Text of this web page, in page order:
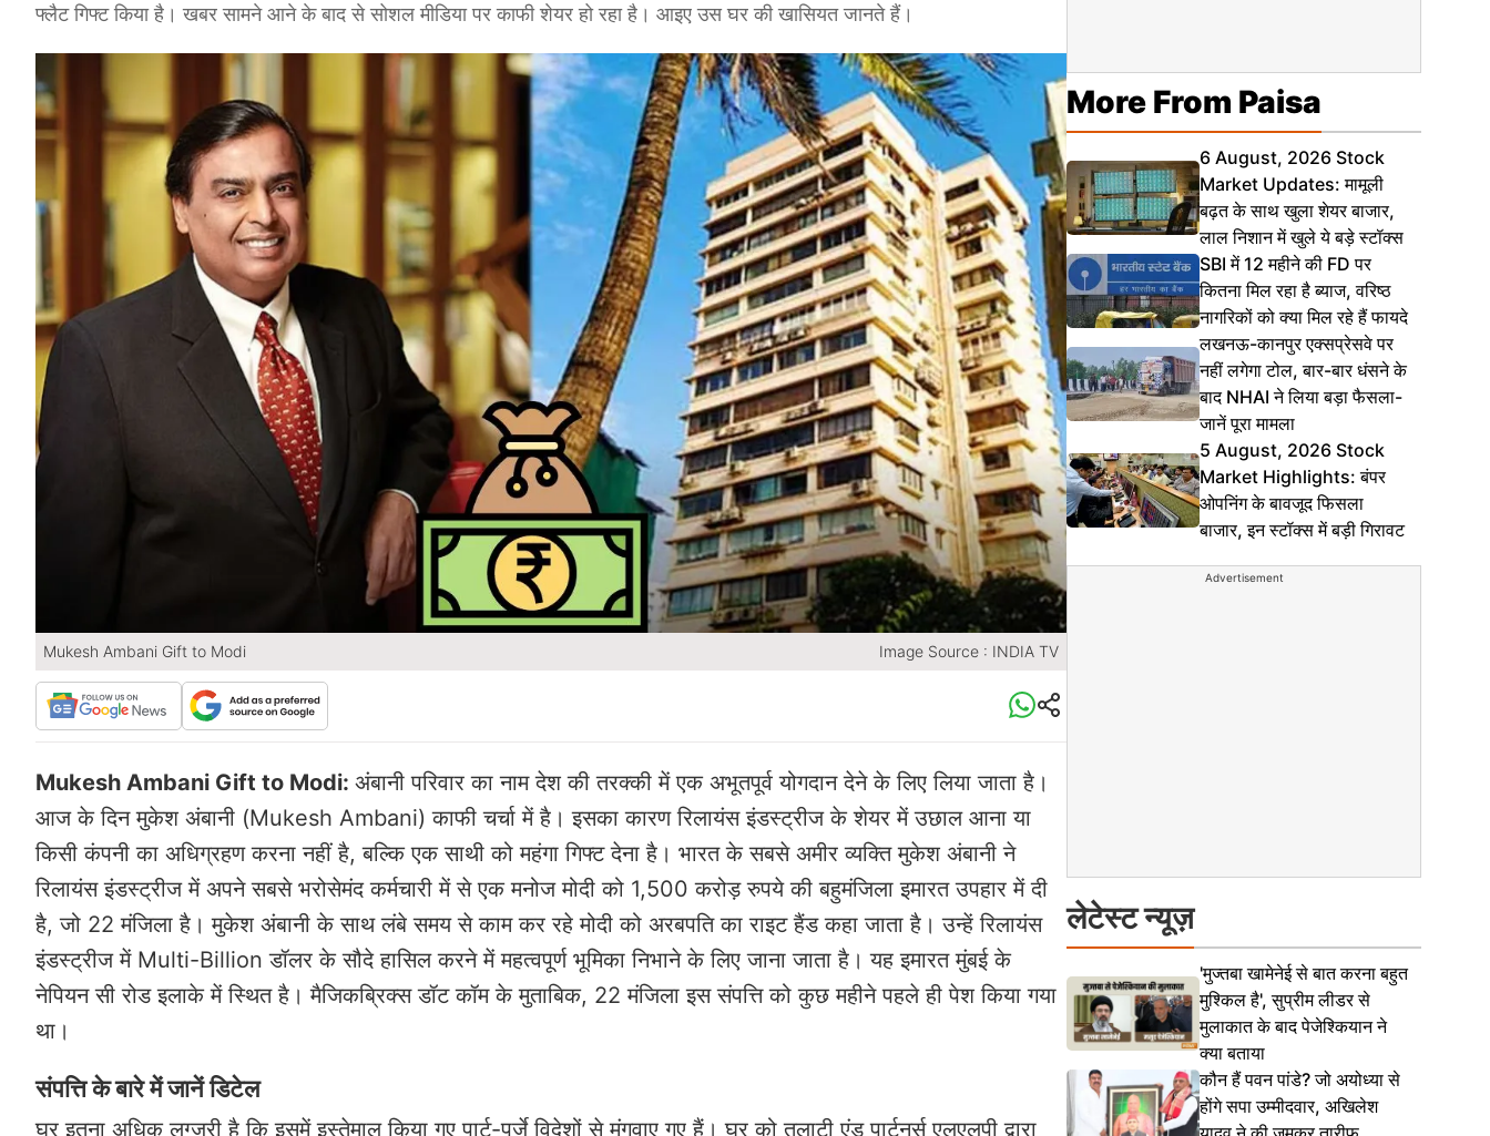
फ्लैट गिफ्ट किया है। खबर सामने आने के बाद से सोशल मीडिया पर काफी शेयर हो रहा है। आइए उस घर की खासियत जानते हैं।
Mukesh Ambani Gift to Modi Image Source : INDIA TV
Mukesh Ambani Gift to Modi: अंबानी परिवार का नाम देश की तरक्की में एक अभूतपूर्व योगदान देने के लिए लिया जाता है।
आज के दिन मुकेश अंबानी (Mukesh Ambani) काफी चर्चा में है। इसका कारण रिलायंस इंडस्ट्रीज के शेयर में उछाल आना या
किसी कंपनी का अधिग्रहण करना नहीं है, बल्कि एक साथी को महंगा गिफ्ट देना है। भारत के सबसे अमीर व्यक्ति मुकेश अंबानी ने
रिलायंस इंडस्ट्रीज में अपने सबसे भरोसेमंद कर्मचारी में से एक मनोज मोदी को 1,500 करोड़ रुपये की बहुमंजिला इमारत उपहार में दी
है, जो 22 मंजिला है। मुकेश अंबानी के साथ लंबे समय से काम कर रहे मोदी को अरबपति का राइट हैंड कहा जाता है। उन्हें रिलायंस
इंडस्ट्रीज में Multi-Billion डॉलर के सौदे हासिल करने में महत्वपूर्ण भूमिका निभाने के लिए जाना जाता है। यह इमारत मुंबई के
नेपियन सी रोड इलाके में स्थित है। मैजिकब्रिक्स डॉट कॉम के मुताबिक, 22 मंजिला इस संपत्ति को कुछ महीने पहले ही पेश किया गया
था।
संपत्ति के बारे में जानें डिटेल
घर इतना अधिक लग्जरी है कि इसमें इस्तेमाल किया गए पार्ट-पूर्जे विदेशों से मंगवाए गए हैं। घर को तलाटी एंड पार्टनर्स एलएलपी द्वारा
More From Paisa
6 August, 2026 Stock
Market Updates: मामूली
बढ़त के साथ खुला शेयर बाजार,
लाल निशान में खुले ये बड़े स्टॉक्स
SBI में 12 महीने की FD पर
कितना मिल रहा है ब्याज, वरिष्ठ
नागरिकों को क्या मिल रहे हैं फायदे
लखनऊ-कानपुर एक्सप्रेसवे पर
नहीं लगेगा टोल, बार-बार धंसने के
बाद NHAI ने लिया बड़ा फैसला-
जानें पूरा मामला
5 August, 2026 Stock
Market Highlights: बंपर
ओपनिंग के बावजूद फिसला
बाजार, इन स्टॉक्स में बड़ी गिरावट
Advertisement
लेटेस्ट न्यूज़
'मुज्तबा खामेनेई से बात करना बहुत
मुश्किल है', सुप्रीम लीडर से
मुलाकात के बाद पेजेश्कियान ने
क्या बताया
कौन हैं पवन पांडे? जो अयोध्या से
होंगे सपा उम्मीदवार, अखिलेश